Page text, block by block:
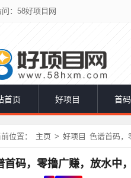
：58好项目网
首页 好项目 首
位置： 主页 > 好项目 色谱首码，
首码，零撸广赚，放水中